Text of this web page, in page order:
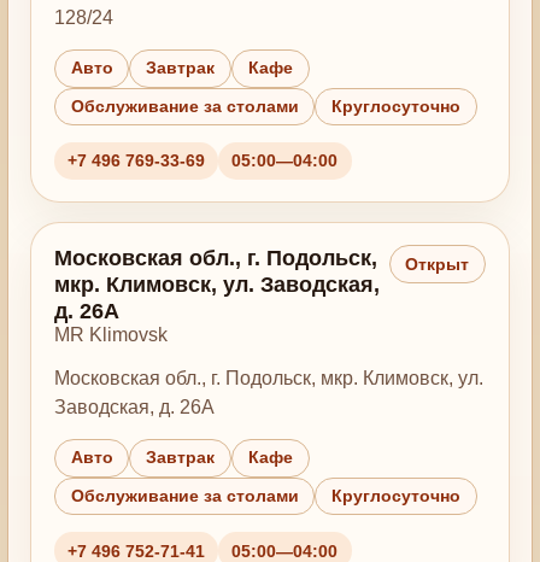
128/24
Авто Завтрак Кафе
Обслуживание за столами Круглосуточно
+7 496 769-33-69 05:00—04:00
Московская обл., г. Подольск,
мкр. Климовск, ул. Заводская,
д. 26А
MR Klimovsk
Открыт
Московская обл., г. Подольск, мкр. Климовск, ул.
Заводская, д. 26А
Авто Завтрак Кафе
Обслуживание за столами Круглосуточно
+7 496 752-71-41 05:00—04:00